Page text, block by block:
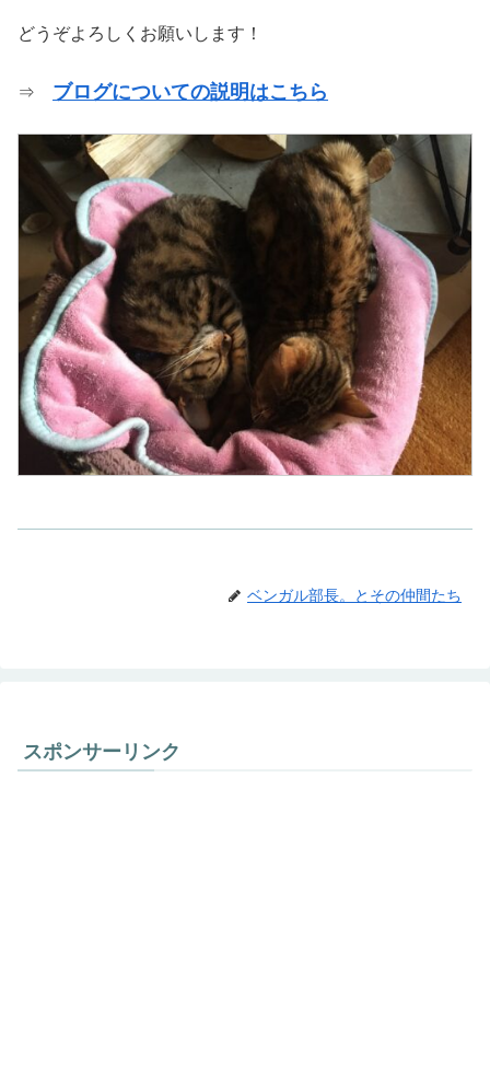
どうぞよろしくお願いします！
⇒ ブログについての説明はこちら
ベンガル部長。とその仲間たち
スポンサーリンク